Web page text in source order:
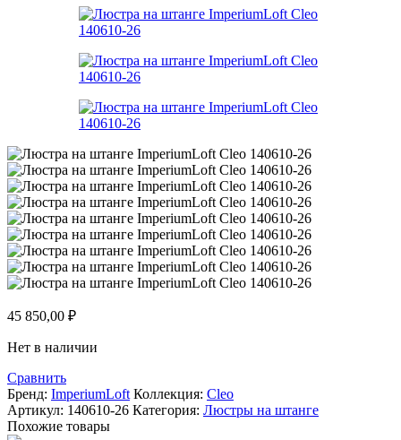
45 850,00 ₽
Нет в наличии
Сравнить
Бренд: ImperiumLoft Коллекция: Cleo
Артикул: 140610-26 Категория: Люстры на штанге
Похожие товары